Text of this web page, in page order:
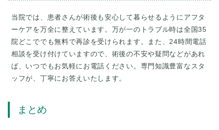
当院では、患者さんが術後も安心して暮らせるようにアフタ
ーケアを万全に整えています。万が一のトラブル時は全国35
院どこででも無料で再診を受けられます。また、24時間電話
相談を受け付けていますので、術後の不安や疑問などがあれ
ば、いつでもお気軽にお電話ください。専門知識豊富なスタ
ッフが、丁寧にお答えいたします。
まとめ